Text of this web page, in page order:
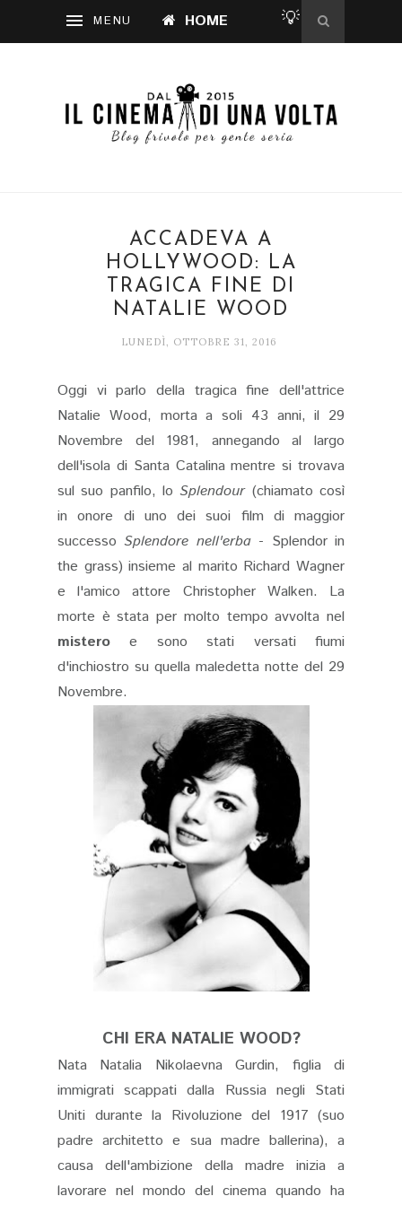
HOME 💡
ACCADEVA A
HOLLYWOOD: LA
TRAGICA FINE DI
NATALIE WOOD
LUNEDÌ, OTTOBRE 31, 2016
Oggi vi parlo della tragica fine dell'attrice
Natalie Wood, morta a soli 43 anni, il 29
Novembre del 1981, annegando al largo
dell'isola di Santa Catalina mentre si trovava
sul suo panfilo, loSplendour(chiamato così
in onore di uno dei suoi film di maggior
successoSplendore nell'erba- Splendor in
the grass) insieme al marito Richard Wagner
e l'amico attore Christopher Walken. La
morte è stata per molto tempo avvolta nel
misteroe sono stati versati fiumi
d'inchiostro su quella maledetta notte del 29
Novembre.
CHI ERA NATALIE WOOD?
Nata Natalia Nikolaevna Gurdin, figlia di
immigrati scappati dalla Russia negli Stati
Uniti durante la Rivoluzione del 1917 (suo
padre architetto e sua madre ballerina), a
causa dell'ambizione della madre inizia a
lavorare nel mondo del cinema quando ha